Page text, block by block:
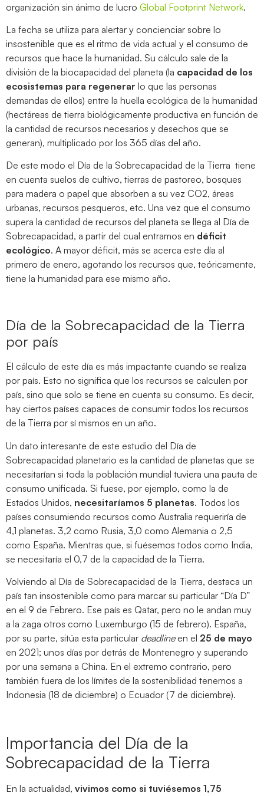
organización sin ánimo de lucro Global Footprint Network.
La fecha se utiliza para alertar y concienciar sobre lo
insostenible que es el ritmo de vida actual y el consumo de
recursos que hace la humanidad. Su cálculo sale de la
división de la biocapacidad del planeta (la capacidad de los
ecosistemas para regenerar lo que las personas
demandas de ellos) entre la huella ecológica de la humanidad
(hectáreas de tierra biológicamente productiva en función de
la cantidad de recursos necesarios y desechos que se
generan), multiplicado por los 365 días del año.
De este modo el Día de la Sobrecapacidad de la Tierra tiene
en cuenta suelos de cultivo, tierras de pastoreo, bosques
para madera o papel que absorben a su vez CO2, áreas
urbanas, recursos pesqueros, etc. Una vez que el consumo
supera la cantidad de recursos del planeta se llega al Día de
Sobrecapacidad, a partir del cual entramos en déficit
ecológico. A mayor déficit, más se acerca este día al
primero de enero, agotando los recursos que, teóricamente,
tiene la humanidad para ese mismo año.
Día de la Sobrecapacidad de la Tierra
por país
El cálculo de este día es más impactante cuando se realiza
por país. Esto no significa que los recursos se calculen por
país, sino que solo se tiene en cuenta su consumo. Es decir,
hay ciertos países capaces de consumir todos los recursos
de la Tierra por sí mismos en un año.
Un dato interesante de este estudio del Día de
Sobrecapacidad planetario es la cantidad de planetas que se
necesitarían si toda la población mundial tuviera una pauta de
consumo unificada. Si fuese, por ejemplo, como la de
Estados Unidos, necesitaríamos 5 planetas. Todos los
países consumiendo recursos como Australia requeriría de
4,1 planetas. 3,2 como Rusia, 3,0 como Alemania o 2,5
como España. Mientras que, si fuésemos todos como India,
se necesitaría el 0,7 de la capacidad de la Tierra.
Volviendo al Día de Sobrecapacidad de la Tierra, destaca un
país tan insostenible como para marcar su particular “Día D”
en el 9 de Febrero. Ese país es Qatar, pero no le andan muy
a la zaga otros como Luxemburgo (15 de febrero). España,
por su parte, sitúa esta particular deadlineen el 25 de mayo
en 2021; unos días por detrás de Montenegro y superando
por una semana a China. En el extremo contrario, pero
también fuera de los límites de la sostenibilidad tenemos a
Indonesia (18 de diciembre) o Ecuador (7 de diciembre).
Importancia del Día de la
Sobrecapacidad de la Tierra
En la actualidad, vivimos como si tuviésemos 1,75